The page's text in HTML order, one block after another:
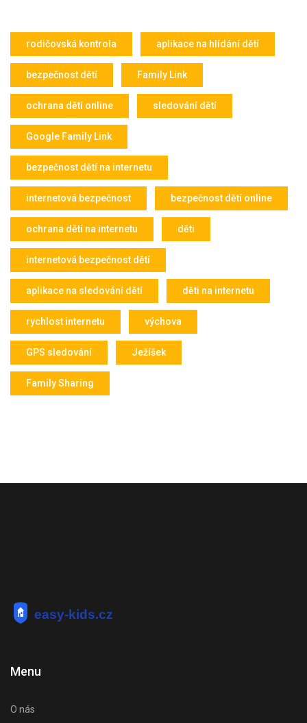
rodičovská kontrola aplikace na hlídání dětí
bezpečnost dětí Family Link
ochrana dětí online sledování dětí
Google Family Link
bezpečnost dětí na internetu
internetová bezpečnost bezpečnost dětí online
ochrana dětí na internetu děti
internetová bezpečnost dětí
aplikace na sledování dětí děti na internetu
rychlost internetu výchova
GPS sledování Ježíšek
Family Sharing
Menu
O nás